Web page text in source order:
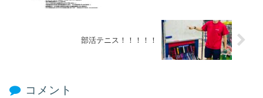
部活テニス！！！！！
コメント